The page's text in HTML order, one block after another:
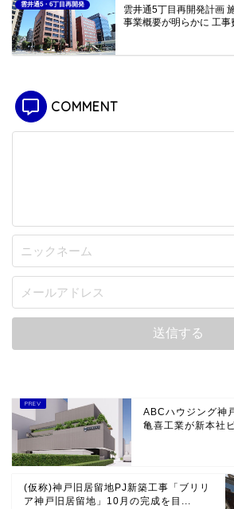
雲井通5・6丁目再開発
雲井通5丁目再開発計画
事業概要が明らかに 工事
COMMENT
ABCハウジング神
亀喜工業が新本社
(仮称)神戸旧居留地PJ新築工事「ブリリ
ア神戸旧居留地」10月の完成を目...